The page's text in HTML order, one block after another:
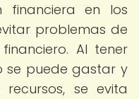
financiera en los
problemas de
Al tener
se puede gastar y
se evita